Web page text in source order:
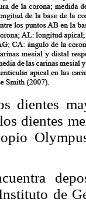
dientes
dientes
de